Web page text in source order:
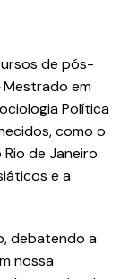
de pós-
Mestrado em
Política
como o
de Janeiro
e a
debatendo a
nossa